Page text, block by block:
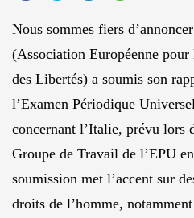
Nous sommes fiers
(Association Européenne
des Libertés) a soumis son
l’Examen Périodique
concernant l’Italie, prévu lors
Groupe de Travail de l’EPU
soumission met l’accent sur
droits de l’homme,